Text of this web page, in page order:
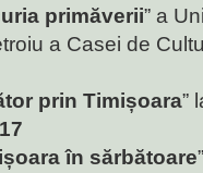
primăverii” a
a Casei de
prin Timișoara”
în sărbătoare